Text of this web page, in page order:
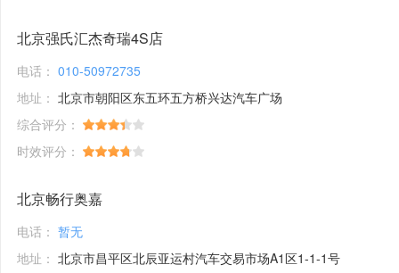
北京强氏汇杰奇瑞4S店
电话： 010-50972735
地址： 北京市朝阳区东五环五方桥兴达汽车广场
综合评分：
时效评分：
北京畅行奥嘉
电话： 暂无
地址： 北京市昌平区北辰亚运村汽车交易市场A1区1-1-1号